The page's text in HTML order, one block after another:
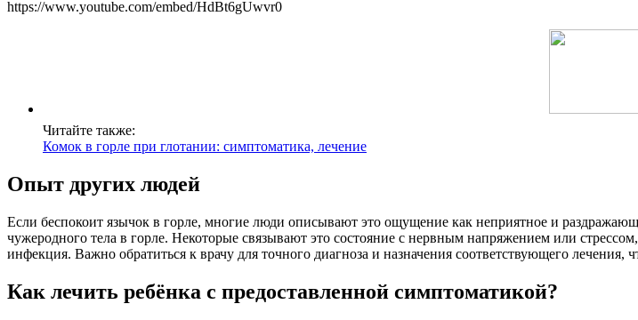
https://www.youtube.com/embed/HdBt6gUwvr0
Читайте также:
Комок в горле при глотании: симптоматика, лечение
Опыт других людей
Если беспокоит язычок в горле, многие люди описывают это ощущение как неприятное и
чужеродного тела в горле. Некоторые связывают это состояние с нервным напряжением или
инфекция. Важно обратиться к врачу для точного диагноза и назначения соответствующего
Как лечить ребёнка с предоставленной симптоматикой?